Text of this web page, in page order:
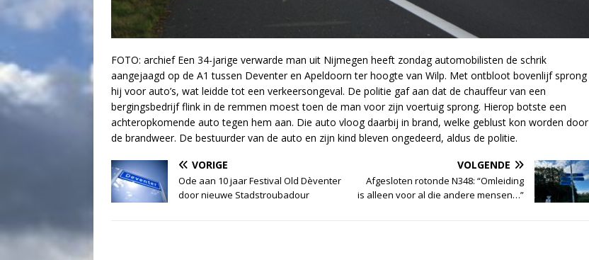
FOTO: archief Een 34-jarige verwarde man uit Nijmegen heeft zondag automobilisten de schrik
aangejaagd op de A1 tussen Deventer en Apeldoorn ter hoogte van Wilp. Met ontbloot bovenlijf sprong
hij voor auto’s, wat leidde tot een verkeersongeval. De politie gaf aan dat de chauffeur van een
bergingsbedrijf flink in de remmen moest toen de man voor zijn voertuig sprong. Hierop botste een
achteropkomende auto tegen hem aan. Die auto vloog daarbij in brand, welke geblust kon worden door
de brandweer. De bestuurder van de auto en zijn kind bleven ongedeerd, aldus de politie.
VORIGE
Ode aan 10 jaar Festival Old Dèventer
door nieuwe Stadstroubadour
VOLGENDE
Afgesloten rotonde N348: “Omleiding
is alleen voor al die andere mensen…”